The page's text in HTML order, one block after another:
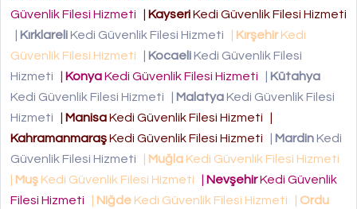
Güvenlik Filesi Hizmeti
| KayseriKedi Güvenlik Filesi Hizmeti
| KırklareliKedi Güvenlik Filesi Hizmeti | KırşehirKedi
Güvenlik Filesi Hizmeti
| KocaeliKedi Güvenlik Filesi
Hizmeti
| KonyaKedi Güvenlik Filesi Hizmeti | Kütahya
Kedi Güvenlik Filesi Hizmeti
| MalatyaKedi Güvenlik Filesi
Hizmeti
| ManisaKedi Güvenlik Filesi Hizmeti
|
KahramanmaraşKedi Güvenlik Filesi Hizmeti | MardinKedi
Güvenlik Filesi Hizmeti
| Muğla Kedi Güvenlik Filesi Hizmeti
| Muş Kedi Güvenlik Filesi Hizmeti | NevşehirKedi Güvenlik
Filesi Hizmeti
| Niğde Kedi Güvenlik Filesi Hizmeti | Ordu